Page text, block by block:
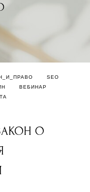
SEO
ВЕБИНАР
О